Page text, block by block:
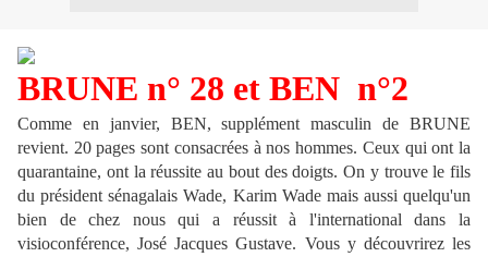
BRUNE n° 28 et BEN n°2
Comme en janvier, BEN, supplément masculin de BRUNE
revient. 20 pages sont consacrées à nos hommes. Ceux qui ont la
quarantaine, ont la réussite au bout des doigts. On y trouve le fils
du président sénagalais Wade, Karim Wade mais aussi quelqu'un
bien de chez nous qui a réussit à l'international dans la
visioconférence, José Jacques Gustave. Vous y découvrirez les